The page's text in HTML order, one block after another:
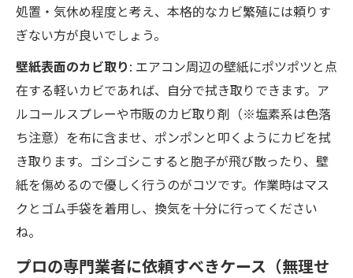
処置・気休め程度と考え、本格的なカビ繁殖には頼りす
ぎない方が良いでしょう。
壁紙表面のカビ取り: エアコン周辺の壁紙にポツポツと点
在する軽いカビであれば、自分で拭き取りできます。ア
ルコールスプレーや市販のカビ取り剤（※塩素系は色落
ち注意）を布に含ませ、ポンポンと叩くようにカビを拭
き取ります。ゴシゴシこすると胞子が飛び散ったり、壁
紙を傷めるので優しく行うのがコツです。作業時はマス
クとゴム手袋を着用し、換気を十分に行ってください
ね。
プロの専門業者に依頼すべきケース（無理せ